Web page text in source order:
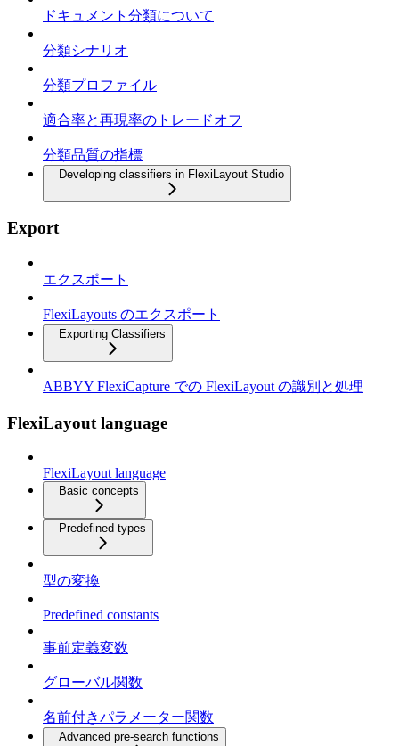
ドキュメント分類について
分類シナリオ
分類プロファイル
適合率と再現率のトレードオフ
分類品質の指標
Developing classifiers in FlexiLayout Studio
Export
エクスポート
FlexiLayouts のエクスポート
Exporting Classifiers
ABBYY FlexiCapture での FlexiLayout の識別と処理
FlexiLayout language
FlexiLayout language
Basic concepts
Predefined types
型の変換
Predefined constants
事前定義変数
グローバル関数
名前付きパラメーター関数
Advanced pre-search functions